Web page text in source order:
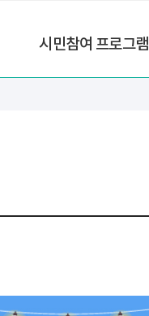
시민참여 프로그램